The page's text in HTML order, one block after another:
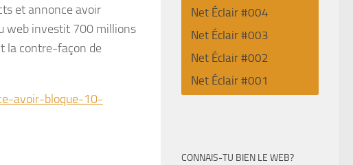
et annonce avoir
web investit 700 millions
la contre-façon de
avoir-bloque-10-
Net Éclair #004
Net Éclair #003
Net Éclair #002
Net Éclair #001
CONNAIS-TU BIEN LE WEB?